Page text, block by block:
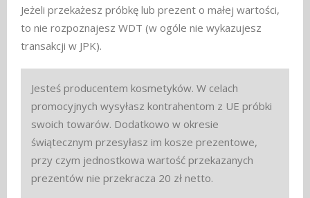
Jeżeli przekażesz próbkę lub prezent o małej wartości,
to nie rozpoznajesz WDT (w ogóle nie wykazujesz
transakcji w JPK).
Jesteś producentem kosmetyków. W celach
promocyjnych wysyłasz kontrahentom z UE próbki
swoich towarów. Dodatkowo w okresie
świątecznym przesyłasz im kosze prezentowe,
przy czym jednostkowa wartość przekazanych
prezentów nie przekracza 20 zł netto.